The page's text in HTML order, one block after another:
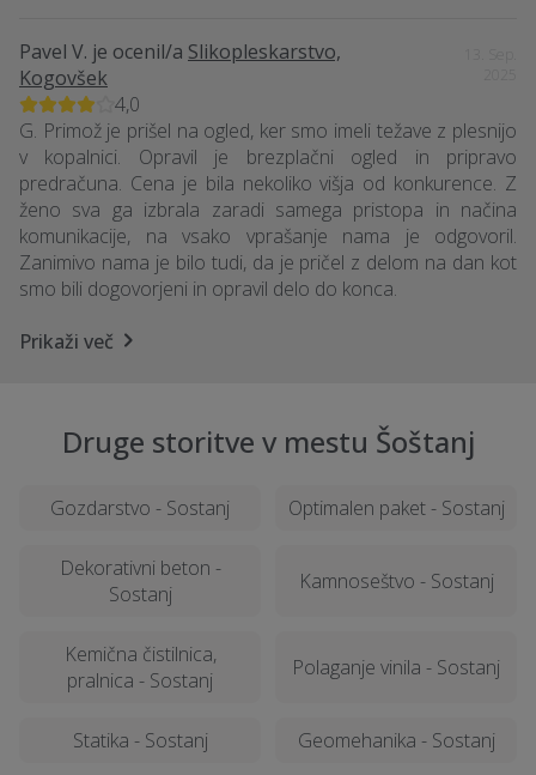
Pavel V. je ocenil/a Slikopleskarstvo,
Kogovšek
4,0
G. Primož je prišel na ogled, ker smo imeli težave z plesnijo
v kopalnici. Opravil je brezplačni ogled in pripravo
predračuna. Cena je bila nekoliko višja od konkurence. Z
ženo sva ga izbrala zaradi samega pristopa in načina
komunikacije, na vsako vprašanje nama je odgovoril.
Zanimivo nama je bilo tudi, da je pričel z delom na dan kot
smo bili dogovorjeni in opravil delo do konca.
Prikaži več
Druge storitve v mestu Šoštanj
Gozdarstvo - Sostanj Optimalen paket - Sostanj
Dekorativni beton -
Sostanj
Kamnoseštvo - Sostanj
Kemična čistilnica,
pralnica - Sostanj
Polaganje vinila - Sostanj
Statika - Sostanj Geomehanika - Sostanj